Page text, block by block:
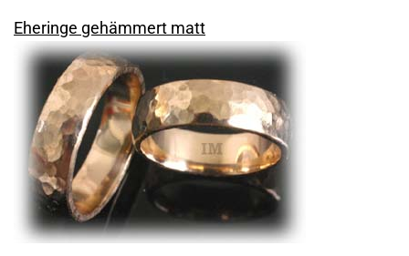
i
m
Eheringe gehämmert matt